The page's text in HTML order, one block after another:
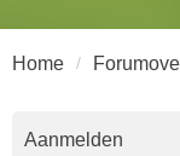
Home
Aanmelden